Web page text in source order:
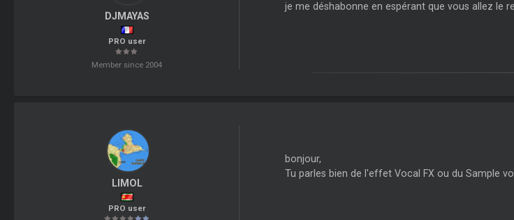
DJMAYAS
PRO user
Member since 2004
je me déshabonne en espérant que vous allez le
LIMOL
PRO user
bonjour,
Tu parles bien de l'effet Vocal FX ou du Sample